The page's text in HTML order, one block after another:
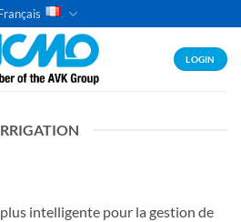
LOGIN
intelligente pour la gestion de